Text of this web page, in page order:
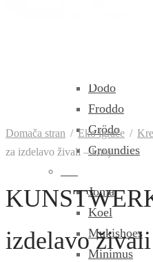
Dodo
Froddo
Grödo
Groundies
Joma
Koel
Mukishoes
Minimus
Domača stran / Eko igrače /
za izdelavo živali – konj
izdelavo